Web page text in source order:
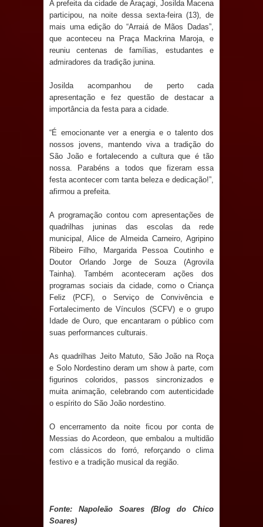
Anjos
O verdadeiro oxigênio do Estado
Democrático de Direito – Bacharela
jurídico brasileiro, temas polêmicos;
Prefeitura de Sapé promove
campanha Julho Neon com ações de
Caldas Brandão: gestão municipal
antecipa pagamento do mês de julho
e aquece economia para Festa de
Santana
Saúde Bucal: Mais de 470 próteses
Prefeitura de Sapé em 2026
Caldas Brandão: Tradicional Festa de
Santana 2026 será neste sábado (25)
e deve atrair grande público
A prefeita da cidade de Araçagi, Josilda Macena
participou, na noite dessa sexta-feira (13), de
mais uma edição do “Arraiá de Mãos Dadas”,
que aconteceu na Praça Mackrina Maroja, e
reuniu centenas de famílias, estudantes e
admiradores da tradição junina.
Josilda acompanhou de perto cada
apresentação e fez questão de destacar a
importância da festa para a cidade.
“É emocionante ver a energia e o talento dos
nossos jovens, mantendo viva a tradição do
São João e fortalecendo a cultura que é tão
nossa. Parabéns a todos que fizeram essa
festa acontecer com tanta beleza e dedicação!”,
afirmou a prefeita.
A programação contou com apresentações de
quadrilhas juninas das escolas da rede
municipal, Alice de Almeida Carneiro, Agripino
Ribeiro Filho, Margarida Pessoa Coutinho e
Doutor Orlando Jorge de Souza (Agrovila
Tainha). Também aconteceram ações dos
programas sociais da cidade, como o Criança
Feliz (PCF), o Serviço de Convivência e
Fortalecimento de Vínculos (SCFV) e o grupo
Idade de Ouro, que encantaram o público com
suas performances culturais.
As quadrilhas Jeito Matuto, São João na Roça
e Solo Nordestino deram um show à parte, com
figurinos coloridos, passos sincronizados e
muita animação, celebrando com autenticidade
o espírito do São João nordestino.
O encerramento da noite ficou por conta de
Messias do Acordeon, que embalou a multidão
com clássicos do forró, reforçando o clima
festivo e a tradição musical da região.
Fonte: Napoleão Soares (Blog do Chico
Soares)